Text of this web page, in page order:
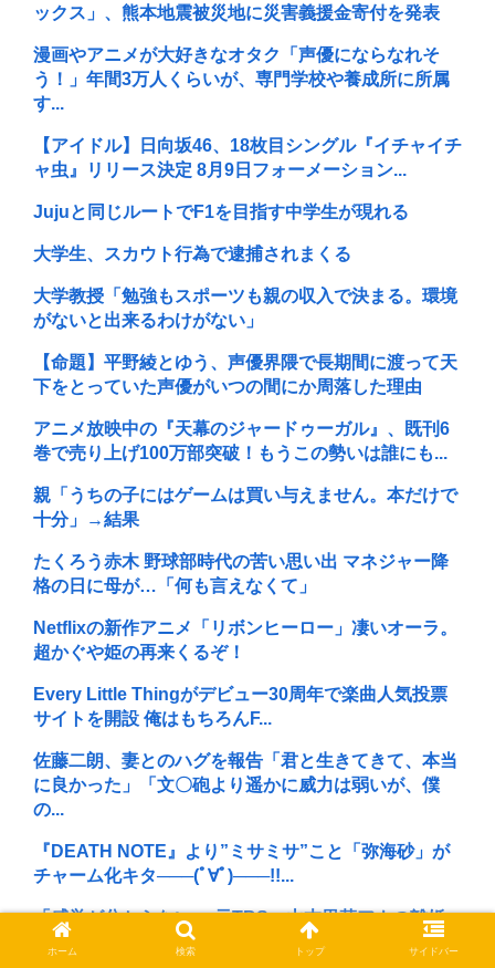
ックス」、熊本地震被災地に災害義援金寄付を発表
漫画やアニメが大好きなオタク「声優にならなれそ
う！」年間3万人くらいが、専門学校や養成所に所属
す...
【アイドル】日向坂46、18枚目シングル『イチャイチ
ャ虫』リリース決定 8月9日フォーメーション...
Jujuと同じルートでF1を目指す中学生が現れる
大学生、スカウト行為で逮捕されまくる
大学教授「勉強もスポーツも親の収入で決まる。環境
がないと出来るわけがない」
【命題】平野綾とゆう、声優界隈で長期間に渡って天
下をとっていた声優がいつの間にか周落した理由
アニメ放映中の『天幕のジャードゥーガル』、既刊6
巻で売り上げ100万部突破！もうこの勢いは誰にも...
親「うちの子にはゲームは買い与えません。本だけで
十分」→結果
たくろう赤木 野球部時代の苦い思い出 マネジャー降
格の日に母が…「何も言えなくて」
Netflixの新作アニメ「リボンヒーロー」凄いオーラ。
超かぐや姫の再来くるぞ！
Every Little Thingがデビュー30周年で楽曲人気投票
サイトを開設 俺はもちろんF...
佐藤二朗、妻とのハグを報告「君と生きてきて、本当
に良かった」「文〇砲より遥かに威力は弱いが、僕
の...
『DEATH NOTE』より”ミサミサ”こと「弥海砂」が
チャーム化キタ───(ﾟ∀ﾟ)───!!...
「感覚が分からない」 元TBS・山本里菜アナの離婚
コメントに疑問の声… シャンパンタワーの超豪...
ホーム 検索 トップ サイドバー